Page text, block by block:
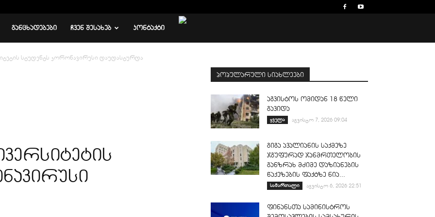
ᲒᲐᲜᲪᲮᲐᲓᲔᲑᲔᲑᲘ ᲩᲕᲔᲜ ᲨᲔᲡᲐᲮᲔᲑ ᲙᲝᲜᲢᲐᲥᲢᲘ
სტუდენტს კორონავირუსი დაუდასტურდა
პოპულარული სიახლეები
აგვისტოს ომიდან 18 წელი
გავიდა
ყველა აგვისტო 7, 2026 09:04
გიგა ავალიანის საქმეზე
ჯგუფურად ჯანმრთელობის
განზრახ მძიმე დაზიანების
წაქეზების ფაქტზე ნია...
სამართალი აგვისტო 6, 2026 22:51
ფინანსთა სამინისტროს